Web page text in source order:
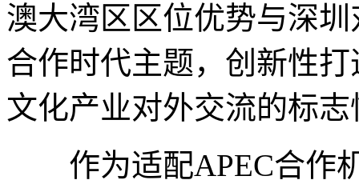
澳大湾区区位优势与深
合作时代主题，创新性
文化产业对外交流的标
作为适配APEC合作机